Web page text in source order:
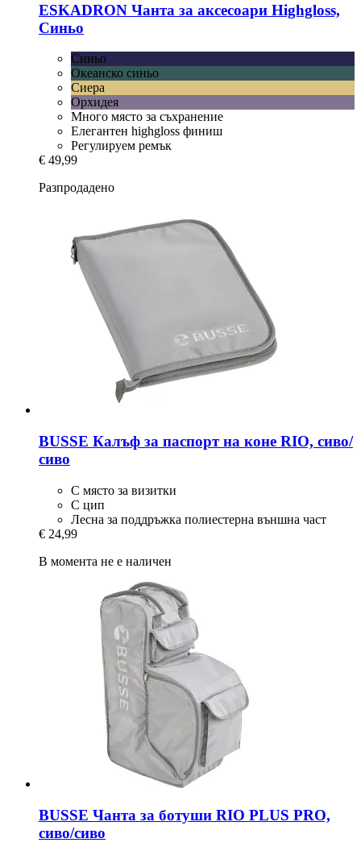
ESKADRON Чанта за аксесоари Highgloss,
Синьо
Синьо
Океанско синьо
Сиера
Орхидея
Много място за съхранение
Елегантен highgloss финиш
Регулируем ремък
€ 49,99
Разпродадено
BUSSE Калъф за паспорт на коне RIO, сиво/
сиво
С място за визитки
С цип
Лесна за поддръжка полиестерна външна част
€ 24,99
В момента не е наличен
BUSSE Чанта за ботуши RIO PLUS PRO,
сиво/сиво